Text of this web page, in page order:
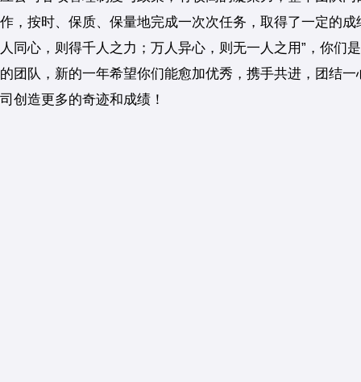
作，按时、保质、保量地完成一次次任务，取得了一定的成
人同心，则得千人之力；万人异心，则无一人之用”，你们
的团队，新的一年希望你们能愈加优秀，携手共进，团结一
司创造更多的奇迹和成绩！